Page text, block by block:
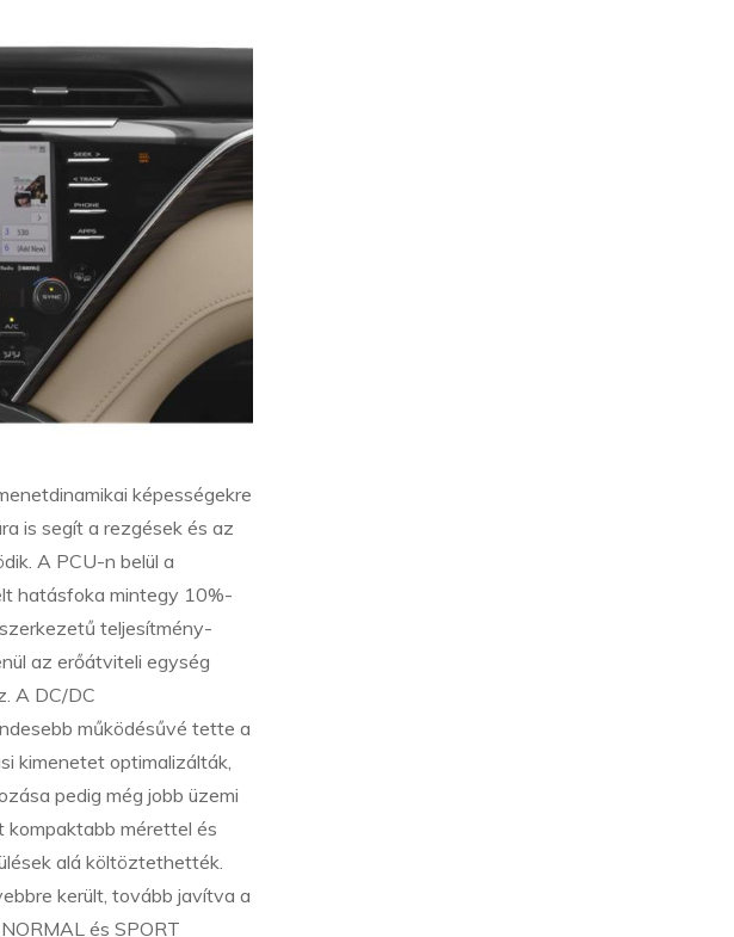
képességekre
is segít a rezgések és az
A PCU-n belül a
hatásfoka mintegy 10%-
teljesítmény-
az erőátviteli egység
A DC/DC
működésűvé tette a
kimenetet optimalizálták,
pedig még jobb üzemi
mérettel és
alá költöztethették.
került, tovább javítva a
és SPORT